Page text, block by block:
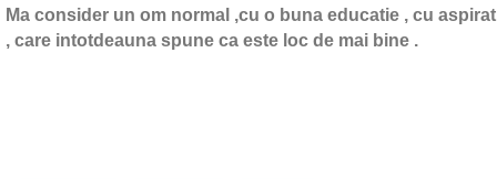
Ma consider un om normal ,cu o buna educatie , cu
, care intotdeauna spune ca este loc de mai bine .